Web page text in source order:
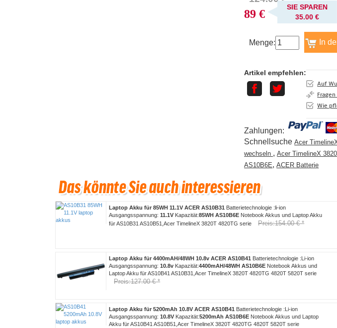
89 €
SIE SPAREN
35.00 €
Menge:
Artikel empfehlen:
Auf
Wie
Zahlungen:
SchnellsucheAcer
wechseln ,Acer TimelineX
AS10B6E,ACER Batterie
Laptop Akku für 85WH 11.1V ACER AS10B31 Batterietechnologie :li-ion
Ausgangsspannung:11.1V Kapazität:85WH AS10B6E Notebook Akkus und Laptop Akku
für AS10B31 AS10B51,Acer TimelineX 3820T 4820TG serie
Preis:154.00 € *
Laptop Akku für 4400mAH/48WH 10.8v ACER AS10B41 Batterietechnologie :Li-ion
Ausgangsspannung:10.8v Kapazität:4400mAH/48WHAS10B6E Notebook Akkus und
Laptop Akku für AS10B41 AS10B31,Acer TimelineX 3820T 4820TG 4820T 5820T serie
Preis:127.00 € *
Laptop Akku für 5200mAh 10.8V ACER AS10B41 Batterietechnologie :Li-ion
Ausgangsspannung:10.8V Kapazität:5200mAh AS10B6E Notebook Akkus und Laptop
Akku für AS10B41 AS10B51,Acer TimelineX 3820T 4820TG 4820T 5820T serie